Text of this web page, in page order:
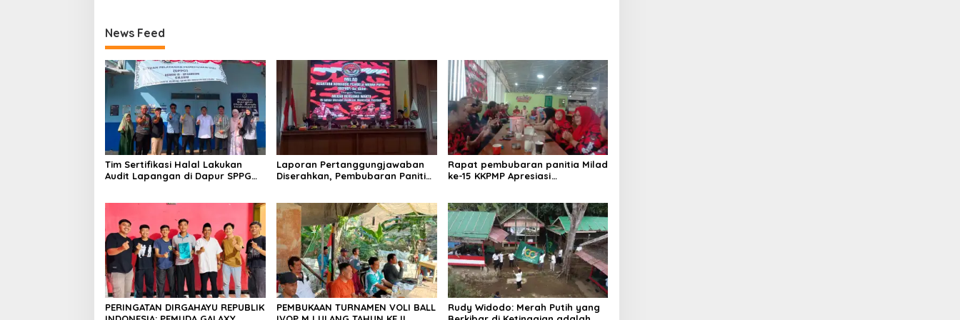
News Feed
Tim Sertifikasi Halal Lakukan
Audit Lapangan di Dapur SPPG
Laporan Pertanggungjawaban
Diserahkan, Pembubaran Panitia
Rapat pembubaran panitia Milad
ke-15 KKPMP Apresiasi
bertempat Kubang Laban
Jombang Cilegon Rm Sate Bebek
Nong ViNY.
PERINGATAN DIRGAHAYU REPUBLIK
PEMBUKAAN TURNAMEN VOLI BALL
Rudy Widodo: Merah Putih yang